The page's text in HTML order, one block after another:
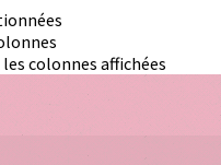
colonnes affichées